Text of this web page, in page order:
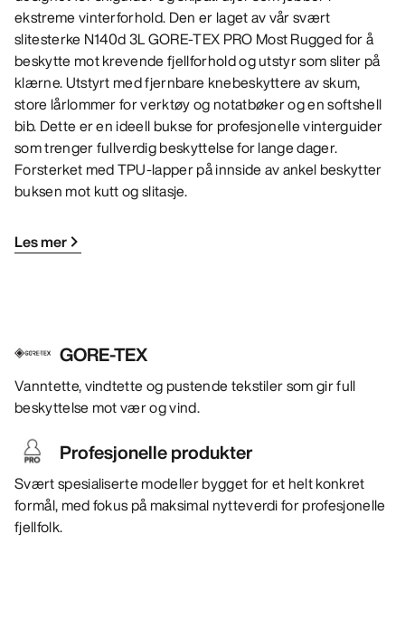
ekstreme vinterforhold. Den er laget av vår svært
slitesterke N140d 3L GORE-TEX PRO Most Rugged for å
beskytte mot krevende fjellforhold og utstyr som sliter på
klærne. Utstyrt med fjernbare knebeskyttere av skum,
store lårlommer for verktøy og notatbøker og en softshell
bib. Dette er en ideell bukse for profesjonelle vinterguider
som trenger fullverdig beskyttelse for lange dager.
Forsterket med TPU-lapper på innside av ankel beskytter
buksen mot kutt og slitasje.
Les mer
GORE-TEX
Vanntette, vindtette og pustende tekstiler som gir full
beskyttelse mot vær og vind.
Profesjonelle produkter
Svært spesialiserte modeller bygget for et helt konkret
formål, med fokus på maksimal nytteverdi for profesjonelle
fjellfolk.